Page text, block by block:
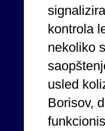
kontrola
nekoliko
usled
Borisov,